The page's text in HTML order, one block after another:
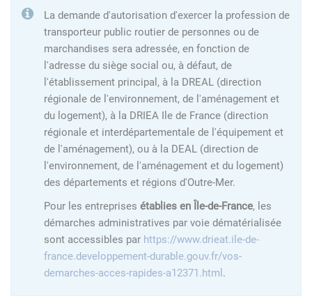
La demande d'autorisation d'exercer la profession de
transporteur public routier de personnes ou de
marchandises sera adressée, en fonction de
l'adresse du siège social ou, à défaut, de
l'établissement principal, à la DREAL (direction
régionale de l'environnement, de l'aménagement et
du logement), à la DRIEA Ile de France (direction
régionale et interdépartementale de l'équipement et
de l'aménagement), ou à la DEAL (direction de
l'environnement, de l'aménagement et du logement)
des départements et régions d'Outre-Mer.
Pour les entreprises établies en Île-de-France, les
démarches administratives par voie dématérialisée
sont accessibles par https://www.drieat.ile-de-
france.developpement-durable.gouv.fr/vos-
demarches-acces-rapides-a12371.html .